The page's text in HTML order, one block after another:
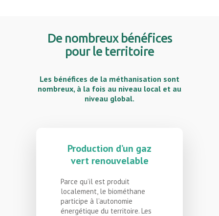
De nombreux bénéfices
pour le territoire
Les bénéfices de la méthanisation sont
nombreux, à la fois au niveau local et au
niveau global.
Production d’un gaz
vert renouvelable
Parce qu’il est produit
localement, le biométhane
participe à l’autonomie
énergétique du territoire. Les